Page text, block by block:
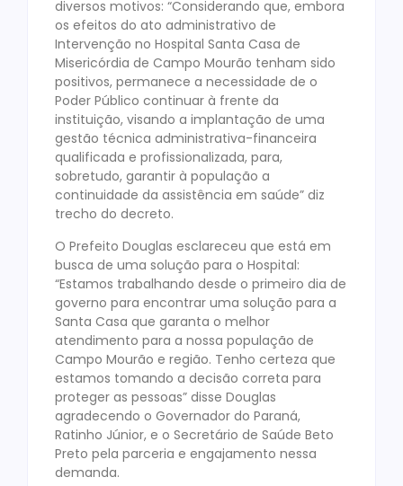
diversos motivos: “Considerando que, embora
os efeitos do ato administrativo de
Intervenção no Hospital Santa Casa de
Misericórdia de Campo Mourão tenham sido
positivos, permanece a necessidade de o
Poder Público continuar à frente da
instituição, visando a implantação de uma
gestão técnica administrativa-financeira
qualificada e profissionalizada, para,
sobretudo, garantir à população a
continuidade da assistência em saúde” diz
trecho do decreto.
O Prefeito Douglas esclareceu que está em
busca de uma solução para o Hospital:
“Estamos trabalhando desde o primeiro dia de
governo para encontrar uma solução para a
Santa Casa que garanta o melhor
atendimento para a nossa população de
Campo Mourão e região. Tenho certeza que
estamos tomando a decisão correta para
proteger as pessoas” disse Douglas
agradecendo o Governador do Paraná,
Ratinho Júnior, e o Secretário de Saúde Beto
Preto pela parceria e engajamento nessa
demanda.